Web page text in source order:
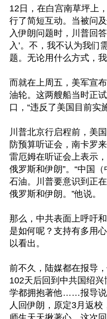
12日，在白宫南草坪上
行了简短互动。当被问
入伊朗问题时，川普回
入’。不，我不认为我们
题。无论用什么方式，
而就在上周五，美军宣
油轮。这两艘船当时正
口，“违反了美国目前实
川普北京行启程前，美
防预算听证会，南卡罗
雷厄姆在听证会上表示
俄罗斯和伊朗”。“中国
石油。川普要意识到正
俄罗斯和伊朗。”他说。
那么，中共表面上呼吁
是如何呢？支持有多用
以看出。
前不久，陆媒都在报导
102天后回到中共国绍
学都拥抱著他……报导说
人回伊朗，原定3月返